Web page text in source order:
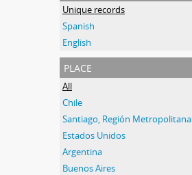
Unique records
Spanish
English
place
All
Chile
Santiago, Región Metropolitana
Estados Unidos
Argentina
Buenos Aires